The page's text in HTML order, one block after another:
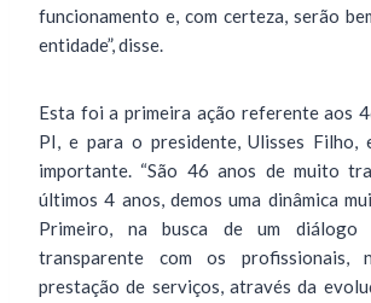
funcionamento e, com certeza, serão
entidade”, disse.
Esta foi a primeira ação referente aos
PI, e para o presidente, Ulisses Filho,
importante. “São 46 anos de muito
últimos 4 anos, demos uma dinâmica
Primeiro, na busca de um
transparente com os profissionais,
prestação de serviços, através da